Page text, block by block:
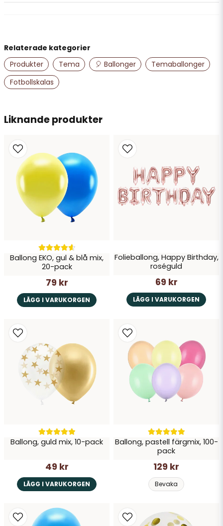
name
Namn
Ja, ni får publicera min fråga
Liknande produkter
Ballong EKO, gul & blå mix,
20-pack
79 kr
LÄGG I VARUKORGEN
Folieballong, Happy Birthday,
roséguld
69 kr
LÄGG I VARUKORGEN
Ballong, guld mix, 10-pack
49 kr
LÄGG I VARUKORGEN
Ballong, pastell färgmix, 100-
pack
129 kr
Bevaka
Relaterade kategorier
Produkter
Tema 🎈 Ballonger
Temaballonger
Fotbollskalas